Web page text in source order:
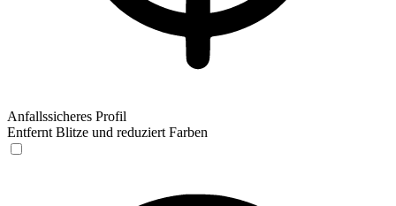
Anfallssicheres Profil
Entfernt Blitze und reduziert Farben